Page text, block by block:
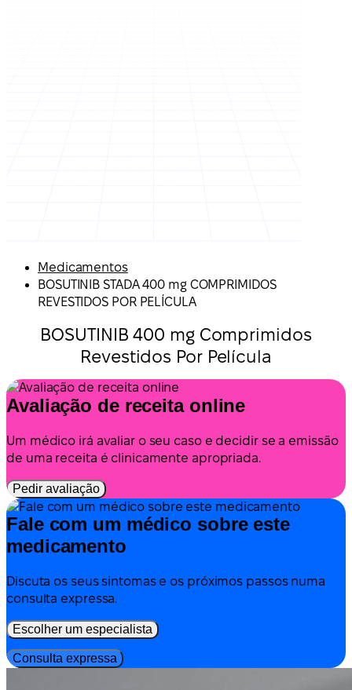
Medicamentos
BOSUTINIB STADA 400 mg COMPRIMIDOS
REVESTIDOS POR PELÍCULA
BOSUTINIB 400 mg Comprimidos
Revestidos Por Película
Avaliação de receita online
Um médico irá avaliar o seu caso e decidir se a emissão
de uma receita é clinicamente apropriada.
Pedir avaliação
Fale com um médico sobre este
medicamento
Discuta os seus sintomas e os próximos passos numa
consulta expressa.
Escolher um especialista
Consulta expressa